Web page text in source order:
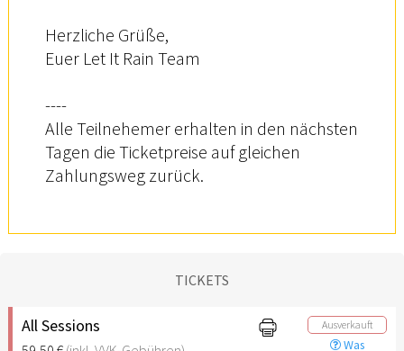
Herzliche Grüße,
Euer Let It Rain Team
----
Alle Teilnehemer erhalten in den nächsten
Tagen die Ticketpreise auf gleichen
Zahlungsweg zurück.
TICKETS
All Sessions Ausverkauft
Was